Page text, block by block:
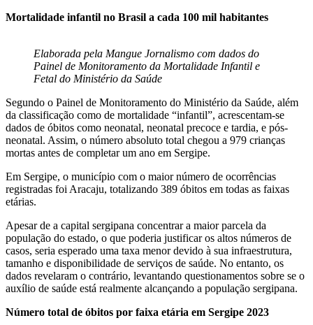
Mortalidade infantil no Brasil a cada 100 mil habitantes
Elaborada pela Mangue Jornalismo com dados do
Painel de Monitoramento da Mortalidade Infantil e
Fetal do Ministério da Saúde
Segundo o Painel de Monitoramento do Ministério da Saúde, além
da classificação como de mortalidade “infantil”, acrescentam-se
dados de óbitos como neonatal, neonatal precoce e tardia, e pós-
neonatal. Assim, o número absoluto total chegou a 979 crianças
mortas antes de completar um ano em Sergipe.
Em Sergipe, o município com o maior número de ocorrências
registradas foi Aracaju, totalizando 389 óbitos em todas as faixas
etárias.
Apesar de a capital sergipana concentrar a maior parcela da
população do estado, o que poderia justificar os altos números de
casos, seria esperado uma taxa menor devido à sua infraestrutura,
tamanho e disponibilidade de serviços de saúde. No entanto, os
dados revelaram o contrário, levantando questionamentos sobre se o
auxílio de saúde está realmente alcançando a população sergipana.
Número total de óbitos por faixa etária em Sergipe 2023